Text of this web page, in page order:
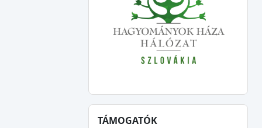
TÁMOGATÓK